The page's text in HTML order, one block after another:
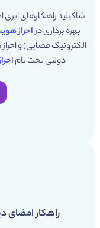
شاکیلید راهکارهای
بهره برداری دراحراز
الکترونیک قضایی) و
دولتی تحت نام
راهکار امضای